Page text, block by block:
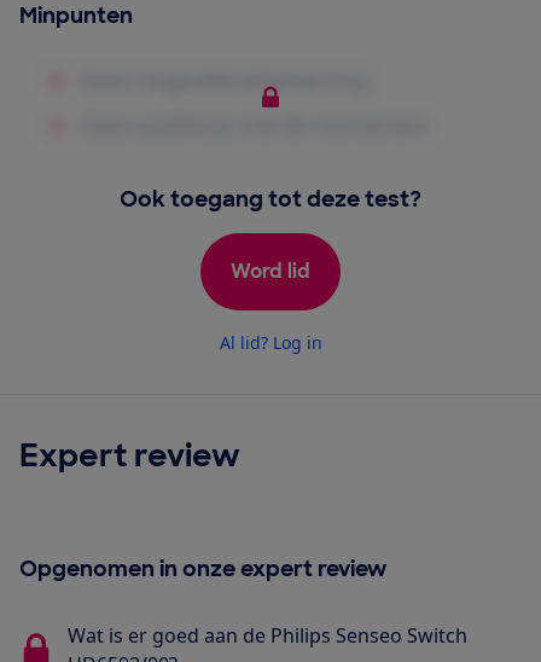
Minpunten
Ook toegang tot deze test?
Word lid
Al lid? Log in
Expert review
Opgenomen in onze expert review
Wat is er goed aan de Philips Senseo Switch